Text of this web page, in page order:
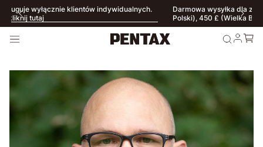
Nasz sklep internetowy obsługuje wyłącznie klientów indywidualnych.
W przypadku zapytań B2B kliknij tutaj